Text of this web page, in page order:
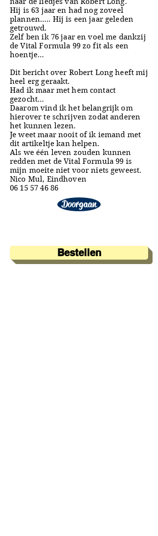
Hij is 63 jaar en had nog zoveel
plannen….. Hij is een jaar geleden
getrouwd.
Zelf ben ik 76 jaar en voel me dankzij
de Vital Formula 99 zo fit als een
hoentje…
Dit bericht over Robert Long heeft mij
heel erg geraakt.
Had ik maar met hem contact
gezocht…
Daarom vind ik het belangrijk om
hierover te schrijven zodat anderen
het kunnen lezen.
Je weet maar nooit of ik iemand met
dit artikeltje kan helpen.
Als we één leven zouden kunnen
redden met de Vital Formula 99 is
mijn moeite niet voor niets geweest.
Nico Mul, Eindhoven
06 15 57 46 86
Doorgaan
Bestellen